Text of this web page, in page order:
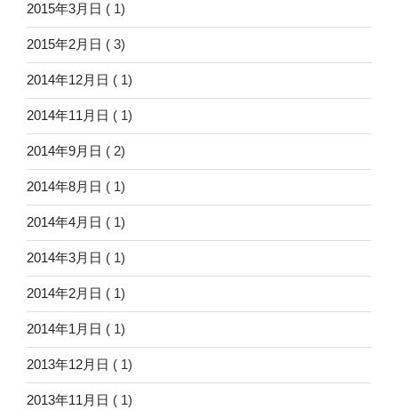
2015年3月日 ( 1)
2015年2月日 ( 3)
2014年12月日 ( 1)
2014年11月日 ( 1)
2014年9月日 ( 2)
2014年8月日 ( 1)
2014年4月日 ( 1)
2014年3月日 ( 1)
2014年2月日 ( 1)
2014年1月日 ( 1)
2013年12月日 ( 1)
2013年11月日 ( 1)